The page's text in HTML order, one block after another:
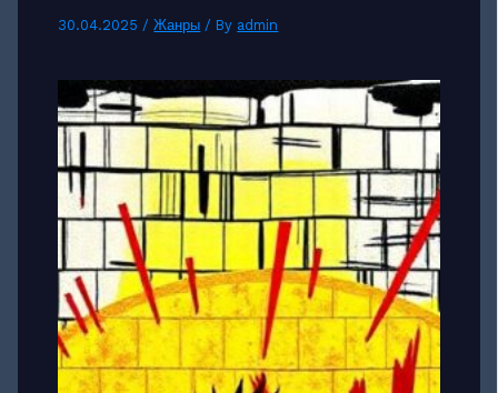
30.04.2025 /Жанры / By admin